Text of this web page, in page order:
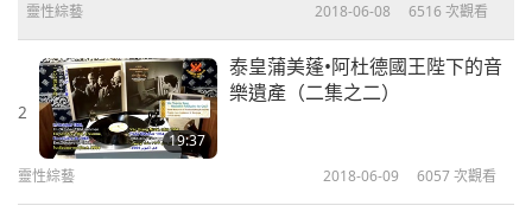
靈性綜藝 2018-06-08 6516 次觀看
2
19:37
泰皇蒲美蓬•阿杜德國王陛下的音
樂遺產（二集之二）
靈性綜藝 2018-06-09 6057次觀看